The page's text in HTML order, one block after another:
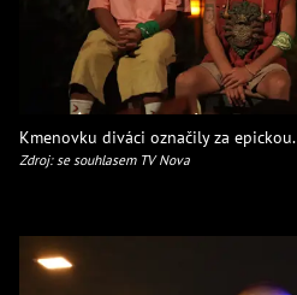
Kmenovku diváci označily za epickou.
Zdroj: se souhlasem TV Nova